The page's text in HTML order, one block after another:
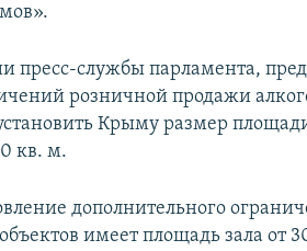
пресс-службы парламента,
розничной продажи
Крыму размер
кв. м.
дополнительного
имеет площадь зала от